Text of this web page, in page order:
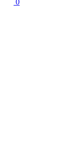
0